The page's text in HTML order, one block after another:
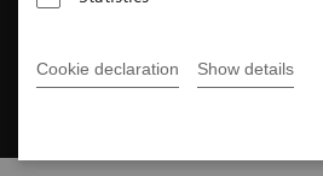
Cookie declaration Show details